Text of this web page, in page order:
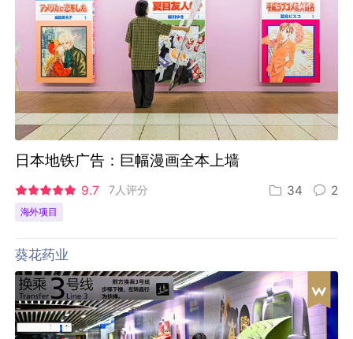
日本地铁广告：巨幅漫画全本上墙
9.7 7人评分 34 2
海外项目
葵花药业